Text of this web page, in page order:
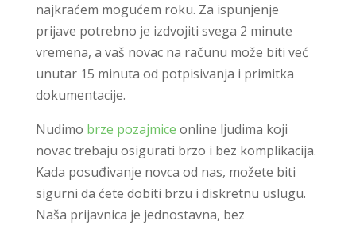
najkraćem mogućem roku. Za ispunjenje
prijave potrebno je izdvojiti svega 2 minute
vremena, a vaš novac na računu može biti već
unutar 15 minuta od potpisivanja i primitka
dokumentacije.
Nudimo brze pozajmice online ljudima koji
novac trebaju osigurati brzo i bez komplikacija.
Kada posuđivanje novca od nas, možete biti
sigurni da ćete dobiti brzu i diskretnu uslugu.
Naša prijavnica je jednostavna, bez